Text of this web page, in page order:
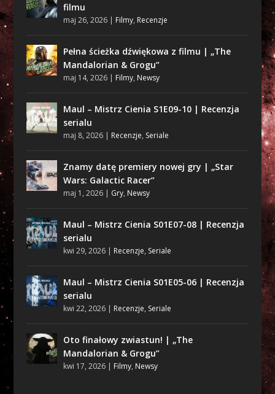
filmu
maj 26, 2026| Filmy, Recenzje
Pełna ścieżka dźwiękowa z filmu | „The
Mandalorian & Grogu”
maj 14, 2026| Filmy, Newsy
Maul – Mistrz Cienia S1E09-10 | Recenzja
serialu
maj 8, 2026| Recenzje, Seriale
Znamy datę premiery nowej gry | „Star
Wars: Galactic Racer”
maj 1, 2026| Gry, Newsy
Maul – Mistrz Cienia S01E07-08 | Recenzja
serialu
kwi 29, 2026| Recenzje, Seriale
Maul – Mistrz Cienia S01E05-06 | Recenzja
serialu
kwi 22, 2026| Recenzje, Seriale
Oto finałowy zwiastun! | „The
Mandalorian & Grogu”
kwi 17, 2026| Filmy, Newsy